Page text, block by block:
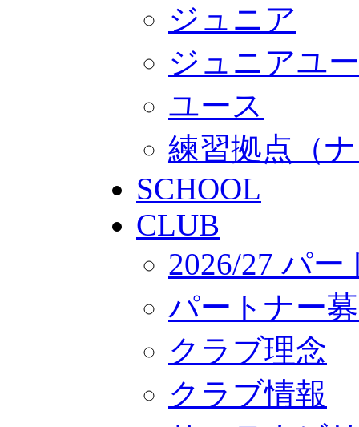
ジュニア
ジュニアユ
ユース
練習拠点（
SCHOOL
CLUB
2026/27 パ
パートナー
クラブ理念
クラブ情報